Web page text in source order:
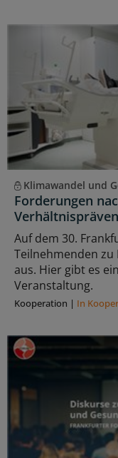
Klimawandel und
Forderungen
Auf dem 30.
Teilnehmenden
aus. Hier gibt es
Veranstaltung.
Kooperation | In